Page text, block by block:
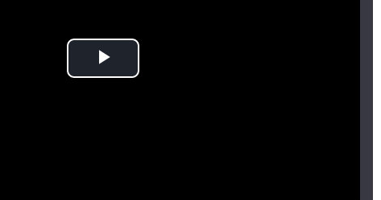
Play